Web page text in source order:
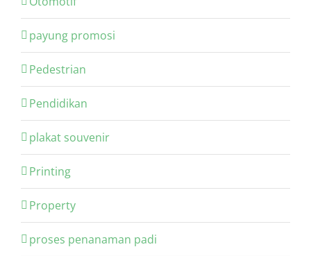
payung promosi
Pedestrian
Pendidikan
plakat souvenir
Printing
Property
proses penanaman padi